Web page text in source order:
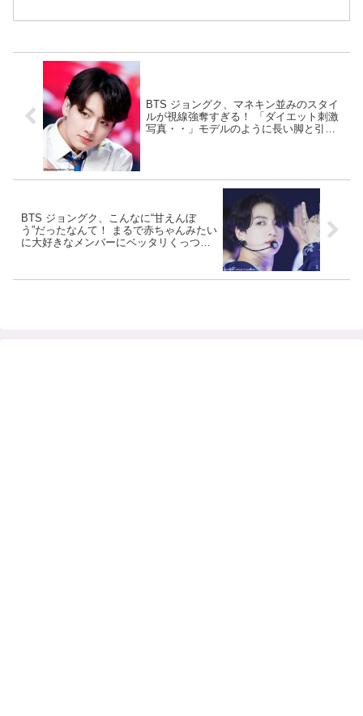
BTS ジョングク、マネキン並みのスタイ
ルが視線強奪すぎる！ 「ダイエット刺激
写真・・」モデルのように長い脚と引き
BTS ジョングク、こんなに“甘えんぼ
う”だったなんて！ まるで赤ちゃんみたい
に大好きなメンバーにベッタリくっつい
ァンメロメロ